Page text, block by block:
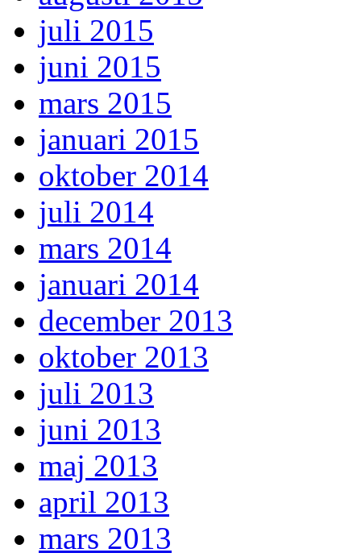
juli 2015
juni 2015
mars 2015
januari 2015
oktober 2014
juli 2014
mars 2014
januari 2014
december 2013
oktober 2013
juli 2013
juni 2013
maj 2013
april 2013
mars 2013